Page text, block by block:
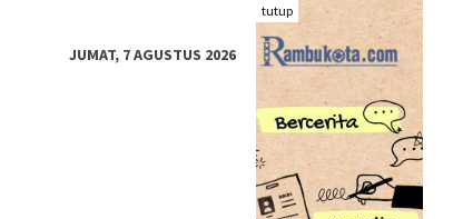
tutup
JUMAT, 7 AGUSTUS 2026